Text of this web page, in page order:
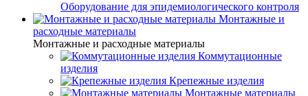
Оборудование для эпидемиологического контроля
Монтажные и
расходные материалы
Монтажные и расходные материалы
Коммутационные
изделия
Крепежные изделия
Монтажные материалы